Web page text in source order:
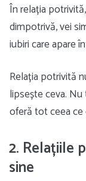
În relația
dimpotrivă, vei
iubiri care apare
Relația potrivită
lipsește ceva.
oferă tot ceea ce
2. Relațiile
sine